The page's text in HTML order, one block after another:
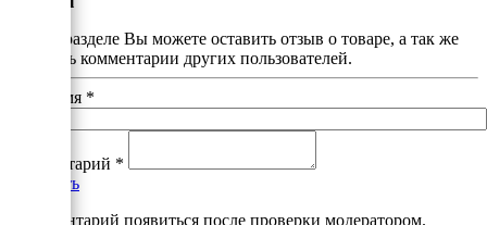
В этом разделе Вы можете оставить отзыв о товаре, а так же
почитать комментарии других пользователей.
Ваше имя *
Комментарий *
Добавить
*Комментарий появиться после проверки модератором.